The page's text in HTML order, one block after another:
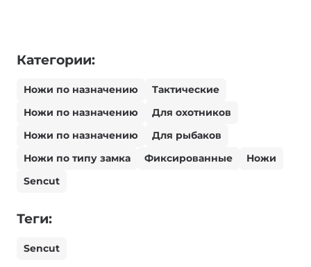
Категории:
Ножи по назначению
Тактические
Ножи по назначению
Для охотников
Ножи по назначению
Для рыбаков
Ножи по типу замка
Фиксированные
Ножи
Sencut
Теги:
Sencut